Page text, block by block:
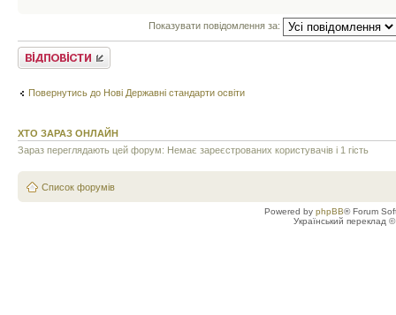
Показувати повідомлення за:
Відповісти
Повернутись до Нові Державні стандарти освіти
ХТО ЗАРАЗ ОНЛАЙН
Зараз переглядають цей форум: Немає зареєстрованих користувачів і 1 гість
Список форумів
Powered by phpBB® Forum
Український переклад